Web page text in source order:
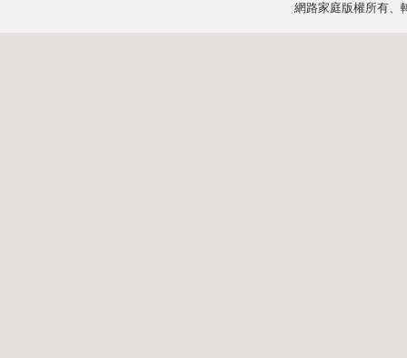
網路家庭版權所有、